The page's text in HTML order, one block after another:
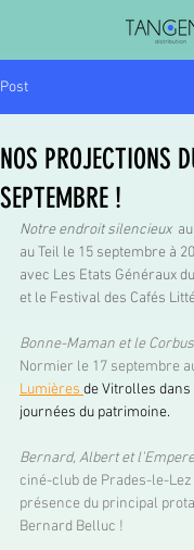
Post
NOS PROJECTIONS
SEPTEMBRE !
Notre endroit silencieux
au Teil le 15 septembre à
avec Les Etats Généraux
et le Festival des Cafés
Bonne-Maman et le
Normier le 17 septembre
Lumières de Vitrolles dans
journées du patrimoine.
Bernard, Albert et
ciné-club de Prades-le-
présence du principal
Bernard Belluc !